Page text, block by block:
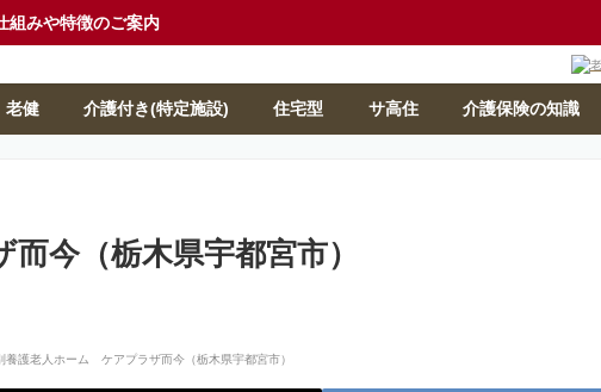
組みや特徴のご案内
老健 介護付き(特定施設) 住宅型 サ高住 介護保険の知識
今（栃木県宇都宮市）